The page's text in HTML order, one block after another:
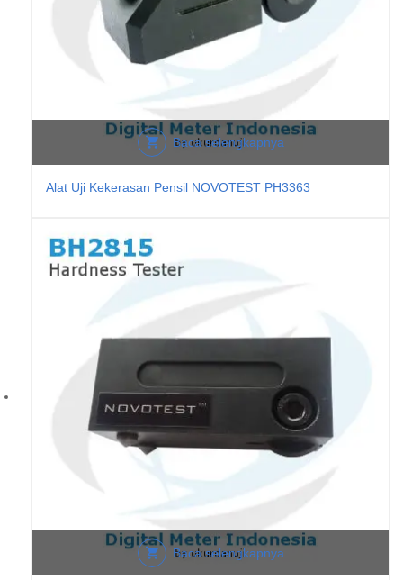
Baca selengkapnya
Alat Uji Kekerasan Pensil NOVOTEST PH3363
Baca selengkapnya